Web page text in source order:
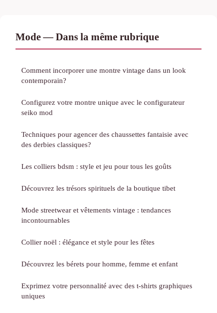
Mode — Dans la même rubrique
Comment incorporer une montre vintage dans un look
contemporain?
Configurez votre montre unique avec le configurateur
seiko mod
Techniques pour agencer des chaussettes fantaisie avec
des derbies classiques?
Les colliers bdsm : style et jeu pour tous les goûts
Découvrez les trésors spirituels de la boutique tibet
Mode streetwear et vêtements vintage : tendances
incontournables
Collier noël : élégance et style pour les fêtes
Découvrez les bérets pour homme, femme et enfant
Exprimez votre personnalité avec des t-shirts graphiques
uniques